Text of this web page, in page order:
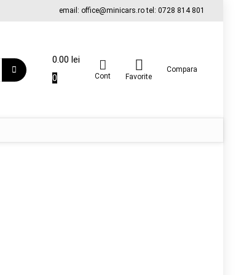
email: office@minicars.ro tel: 0728 814 801
0.00 lei
0
Cont Favorite
Compara